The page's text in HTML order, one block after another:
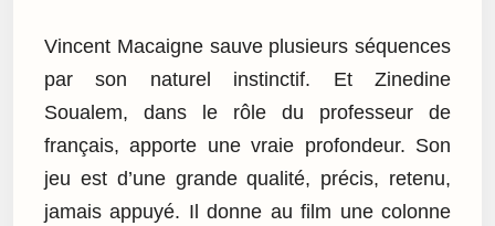
Vincent Macaigne sauve plusieurs séquences
par son naturel instinctif. Et Zinedine
Soualem, dans le rôle du professeur de
français, apporte une vraie profondeur. Son
jeu est d’une grande qualité, précis, retenu,
jamais appuyé. Il donne au film une colonne